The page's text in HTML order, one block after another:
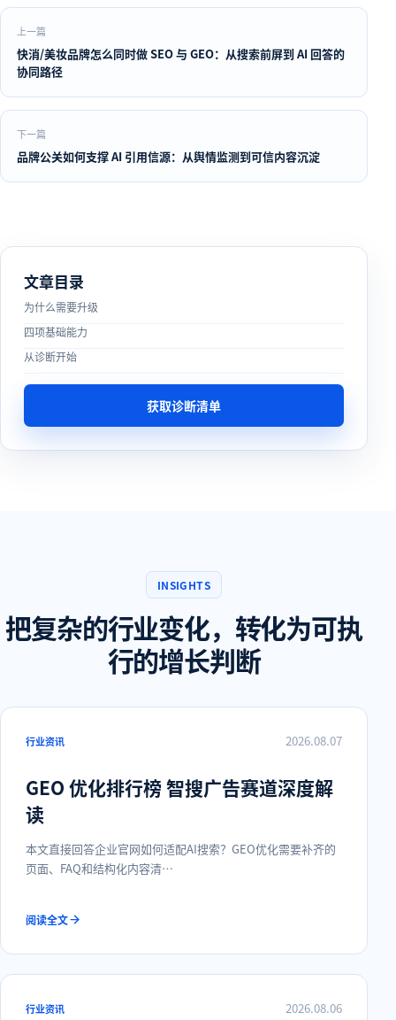
上一篇
快消/美妆品牌怎么同时做 SEO 与 GEO：从搜索前屏到 AI 回答的
协同路径
下一篇
品牌公关如何支撑 AI 引用信源：从舆情监测到可信内容沉淀
文章目录
为什么需要升级
四项基础能力
从诊断开始
获取诊断清单
INSIGHTS
把复杂的行业变化，转化为可执
行的增长判断
行业资讯 2026.08.07
GEO 优化排行榜 智搜广告赛道深度解
读
本文直接回答企业官网如何适配AI搜索？GEO优化需要补齐的
页面、FAQ和结构化内容清…
阅读全文
行业资讯 2026.08.06